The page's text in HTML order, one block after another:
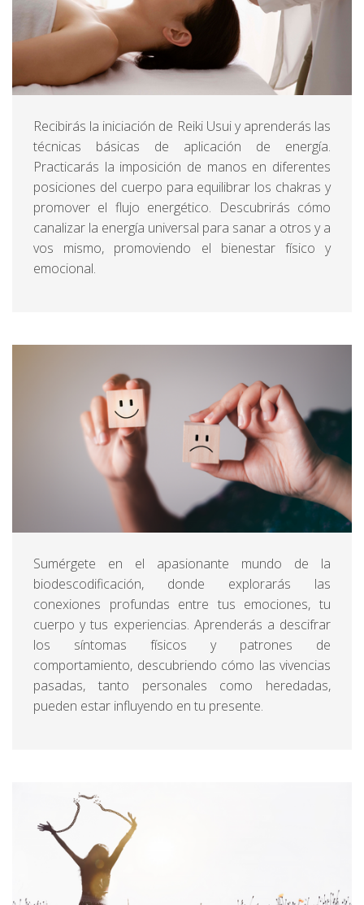
Recibirás la iniciación de Reiki Usui y aprenderás las
técnicas básicas de aplicación de energía.
Practicarás la imposición de manos en diferentes
posiciones del cuerpo para equilibrar los chakras y
promover el flujo energético. Descubrirás cómo
canalizar la energía universal para sanar a otros y a
vos mismo, promoviendo el bienestar físico y
emocional.
Sumérgete en el apasionante mundo de la
biodescodificación, donde explorarás las
conexiones profundas entre tus emociones, tu
cuerpo y tus experiencias. Aprenderás a descifrar
los síntomas físicos y patrones de
comportamiento, descubriendo cómo las vivencias
pasadas, tanto personales como heredadas,
pueden estar influyendo en tu presente.